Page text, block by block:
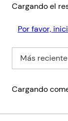
Cargando el
Por favor,
Más reciente
Cargando